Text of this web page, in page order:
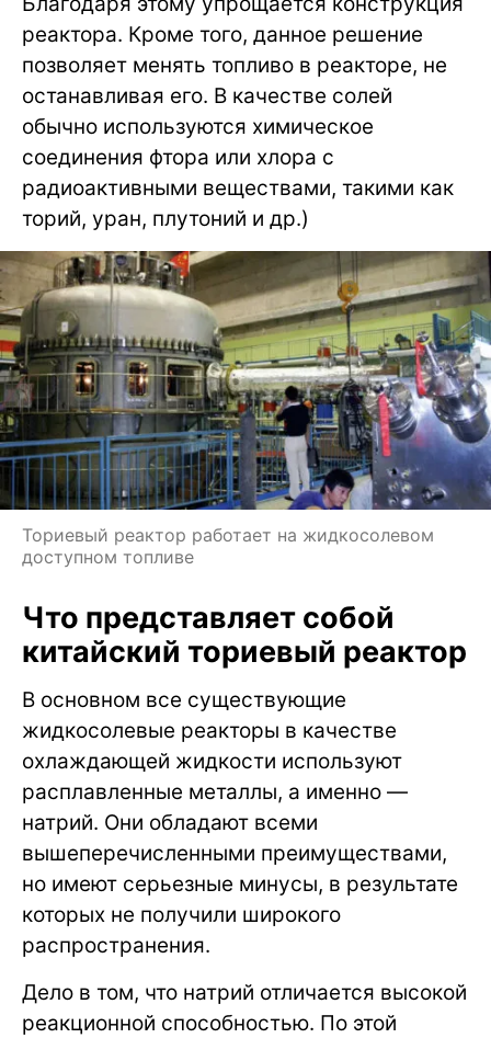
реактора. Кроме того, данное решение
позволяет менять топливо в реакторе, не
останавливая его. В качестве солей
обычно используются химическое
соединения фтора или хлора с
радиоактивными веществами, такими как
торий, уран, плутоний и др.)
Ториевый реактор работает на жидкосолевом
доступном топливе
Что представляет собой
китайский ториевый реактор
В основном все существующие
жидкосолевые реакторы в качестве
охлаждающей жидкости используют
расплавленные металлы, а именно —
натрий. Они обладают всеми
вышеперечисленными преимуществами,
но имеют серьезные минусы, в результате
которых не получили широкого
распространения.
Дело в том, что натрий отличается высокой
реакционной способностью. По этой